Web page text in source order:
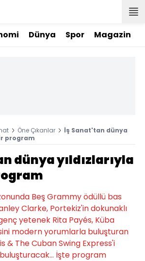
Dünya Spor Magazin
Öne Çıkanlar
İş Sanat'tan dünya
program
dünya yıldızlarıyla
Beş Grammy ödüllü bas
Clarke, Portekiz'in dokunaklı
yetenek Rita Payés, Küba
modern yorumlarla buluşturan
& The Cuban Swing Express'i
İşte program